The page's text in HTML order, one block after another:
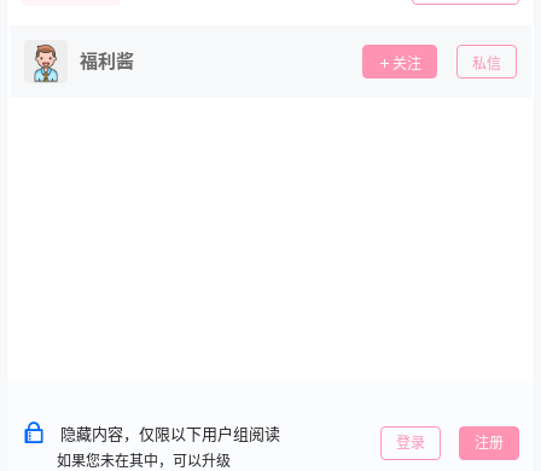
福利酱 关注 私信
隐藏内容，仅限以下用户组阅读
如果您未在其中，可以升级
登录 注册